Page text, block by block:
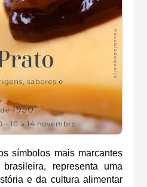
símbolos mais marcantes
representa uma
e da cultura alimentar